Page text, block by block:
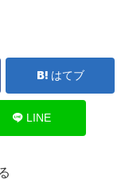
はてブ
LINE